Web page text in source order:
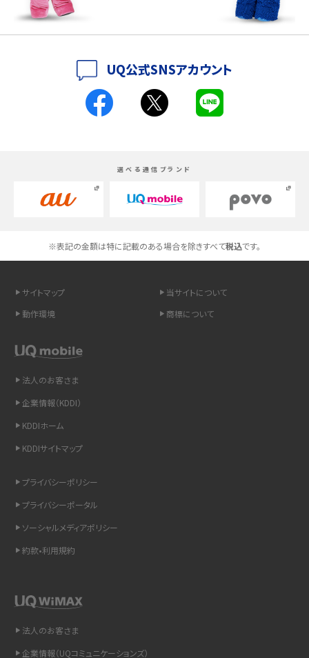
iPhone 16とiPhone 15の違いは？カメラ・スペック・機能を徹底比較
スマホが高い理由は？購入費用を抑える方法や端末を選ぶ時の注意点を解説！
高校生にスマホ制限は必要？所持率やメリット・デメリットを詳しく紹介
スマホのネット通信速度が遅い原因は？すぐできる対処法や見直すポイントを解
iCloudの使用容量を減らす9つの方法！使用状況の確認手順も紹介
インスタのDMの送り方は？便利機能の使い方や注意点をわかりやすく解説
「iPhoneを探す」の使い方と設定方法を紹介！ブラウザやアプリから探す方法を
詳しく解説
UQ公式SNSアカウント
選べる通信ブランド
※表記の金額は特に記載のある場合を除きすべて税込です。
サイトマップ
当サイトについて
動作環境
商標について
法人のお客さま
企業情報（KDDI）
KDDIホーム
KDDIサイトマップ
プライバシーポリシー
プライバシーポータル
ソーシャルメディアポリシー
約款•利用規約
法人のお客さま
企業情報（UQコミュニケーションズ）